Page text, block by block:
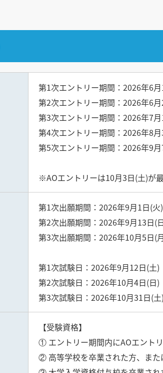
第1次エントリー期間：2026年6
第2次エントリー期間：2026年6
第3次エントリー期間：2026年7
第4次エントリー期間：2026年8
第5次エントリー期間：2026年9
※AOエントリーは10月3日(土)が
第1次出願期間：2026年9月1日(
第2次出願期間：2026年9月13日(
第3次出願期間：2026年10月5日(
第1次試験日：2026年9月12日(土)
第2次試験日：2026年10月4日(日)
第3次試験日：2026年10月31日(土)
【受験資格】
① エントリー期間内にAOエント
② 高等学校を卒業された方、また